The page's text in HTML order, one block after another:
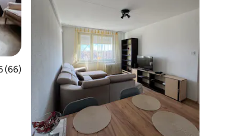
5 í meðaleinkunn, 66 umsagnir
(66)